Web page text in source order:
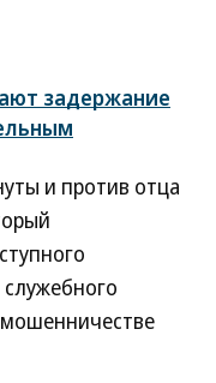
задержание
и против отца